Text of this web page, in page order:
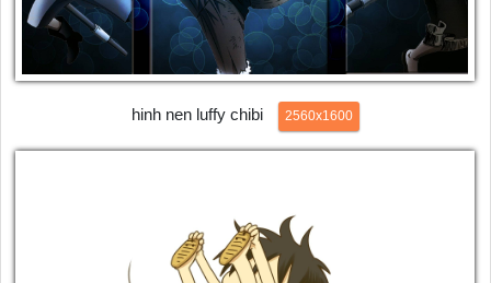
hinh nen luffy chibi 2560x1600